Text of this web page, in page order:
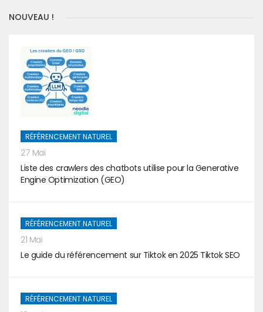
NOUVEAU !
RÉFÉRENCEMENT NATUREL
27 Mai
Liste des crawlers des chatbots utilise pour la Generative
Engine Optimization (GEO)
RÉFÉRENCEMENT NATUREL
21 Mai
Le guide du référencement sur Tiktok en 2025 Tiktok SEO
RÉFÉRENCEMENT NATUREL